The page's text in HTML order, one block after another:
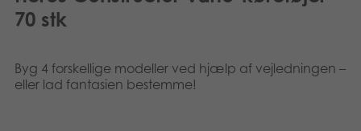
Bøger
Applikationer
Français
70 stk
Byg 4 forskellige modeller ved hjælp af vejledningen –
eller lad fantasien bestemme!